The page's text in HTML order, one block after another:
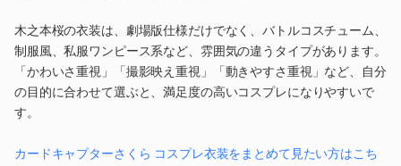
木之本桜の衣装は、劇場版仕様だけでなく、バトルコスチューム、
制服風、私服ワンピース系など、雰囲気の違うタイプがあります。
「かわいさ重視」「撮影映え重視」「動きやすさ重視」など、自分
の目的に合わせて選ぶと、満足度の高いコスプレになりやすいで
す。
カードキャプターさくら コスプレ衣装をまとめて見たい方はこち